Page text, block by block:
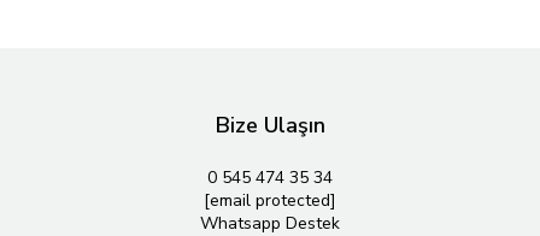
Bize Ulaşın
0 545 474 35 34
[email protected]
Whatsapp Destek